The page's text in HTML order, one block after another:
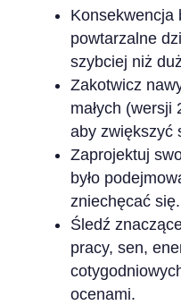
Konsekwencja
powtarzalne
szybciej niż
Zakotwicz
małych (wersji
aby zwiększyć
Zaprojektuj
było
zniechęcać się.
Śledź
pracy, sen,
ocenami.